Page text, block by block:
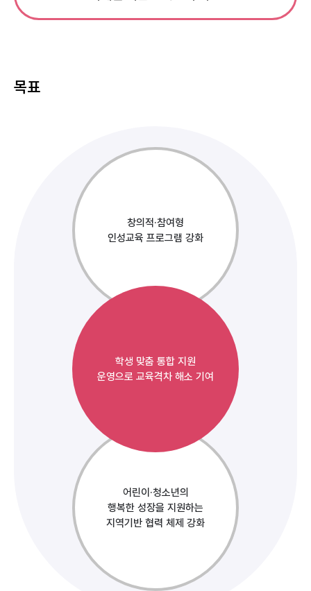
목표
창의적·참여형
인성교육 프로그램 강화
학생 맞춤 통합 지원
운영으로 교육격차 해소 기여
어린이·청소년의
행복한 성장을 지원하는
지역기반 협력 체제 강화